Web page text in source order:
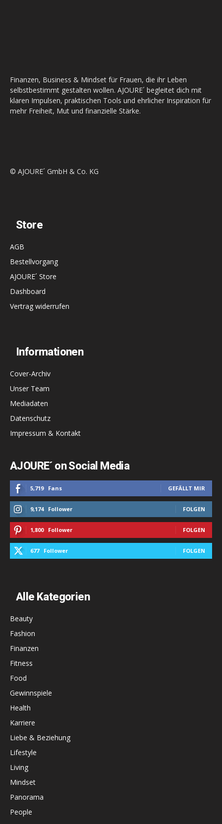
Finanzen, Business & Mindset für Frauen, die ihr Leben
selbstbestimmt gestalten wollen. AJOURE´ begleitet dich mit
klaren Impulsen, praktischen Tools und ehrlicher Inspiration für
mehr Freiheit, Mut und finanzielle Stärke.
© AJOURE´ GmbH & Co. KG
Store
AGB
Bestellvorgang
AJOURE´ Store
Dashboard
Vertrag widerrufen
Informationen
Cover-Archiv
Unser Team
Mediadaten
Datenschutz
Impressum & Kontakt
AJOURE´ on Social Media
5,719 Fans GEFÄLLT MIR
9,174 Follower FOLGEN
1,800 Follower FOLGEN
677 Follower FOLGEN
Alle Kategorien
Beauty
Fashion
Finanzen
Fitness
Food
Gewinnspiele
Health
Karriere
Liebe & Beziehung
Lifestyle
Living
Mindset
Panorama
People